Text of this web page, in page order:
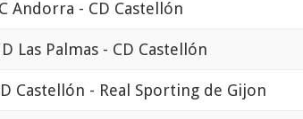
Andorra - CD Castellón
Las Palmas - CD Castellón
Castellón - Real Sporting de Gijon